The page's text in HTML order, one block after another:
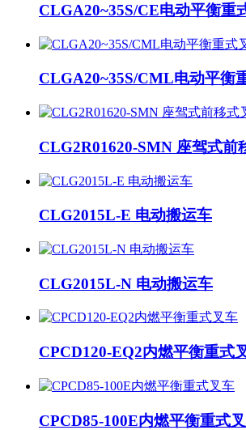
CLGA20~35S/CE电动平衡重
CLGA20~35S/CML电动平衡
CLG2R01620-SMN 座驾式前
CLG2015L-E 电动搬运车
CLG2015L-N 电动搬运车
CPCD120-EQ2内燃平衡重式
CPCD85-100E内燃平衡重式